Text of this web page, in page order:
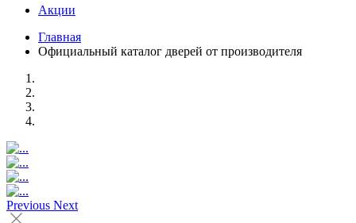
Акции
Главная
Официальный каталог дверей от производителя
Previous Next